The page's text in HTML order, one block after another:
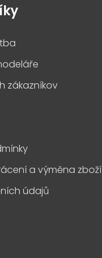
zákazníkov
a výměna zboží
údajů